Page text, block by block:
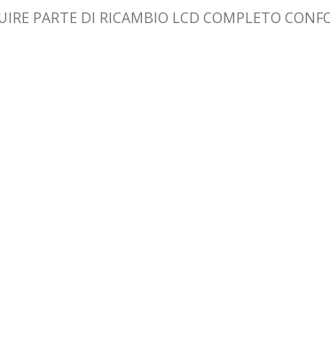
PARTE DI RICAMBIO LCD COMPLETO